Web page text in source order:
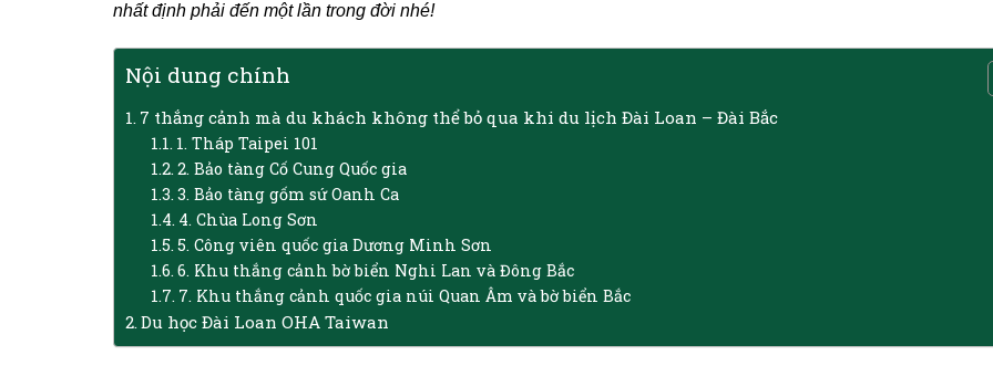
nhất định phải đến một lần trong đời nhé!
Nội dung chính
7 thắng cảnh mà du khách không thể bỏ qua khi du lịch Đài Loan – Đài Bắc
1. Tháp Taipei 101
2. Bảo tàng Cố Cung Quốc gia
3. Bảo tàng gốm sứ Oanh Ca
4. Chùa Long Sơn
5. Công viên quốc gia Dương Minh Sơn
6. Khu thắng cảnh bờ biển Nghi Lan và Đông Bắc
7. Khu thắng cảnh quốc gia núi Quan Âm và bờ biển Bắc
Du học Đài Loan OHA Taiwan